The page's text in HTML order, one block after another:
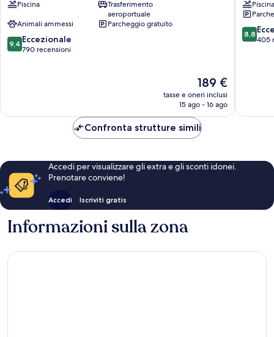
Bagno
Ripoli
Piscina
Trasferimento
aeroportuale
Animali ammessi
Parcheggio gratuito
9.4
su
9,4 Eccezionale
790 recensioni
Il
prezzo
attuale
189 €
189 €
tasse e oneri inclusi
15 ago - 16 ago
Fiesole
Fiesole
Piscina
8.8
su
8,8
405
Confronta strutture simili
Accedi per visualizzare gli extra e gli sconti idonei.
Prenotare conviene!
Accedi Iscriviti gratis
Informazioni sulla zona